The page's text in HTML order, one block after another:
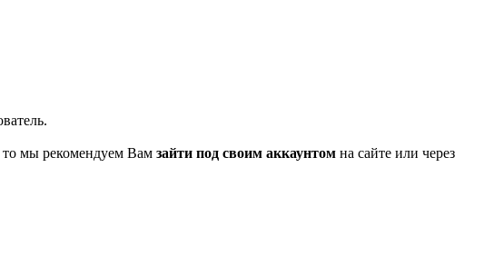
то мы рекомендуем Вам зайти под своим аккаунтомна сайте или через